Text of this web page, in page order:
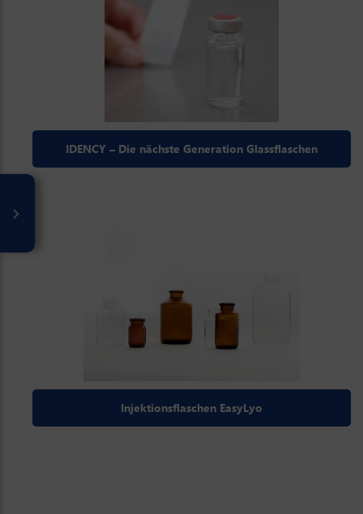
IDENCY – Die nächste Generation Glassflaschen
Injektionsflaschen EasyLyo